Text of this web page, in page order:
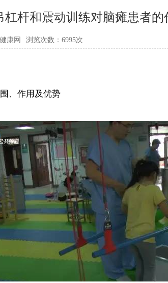
杠杆和震动训练对脑瘫患者的
康网 浏览次数：6995次
、作用及优势